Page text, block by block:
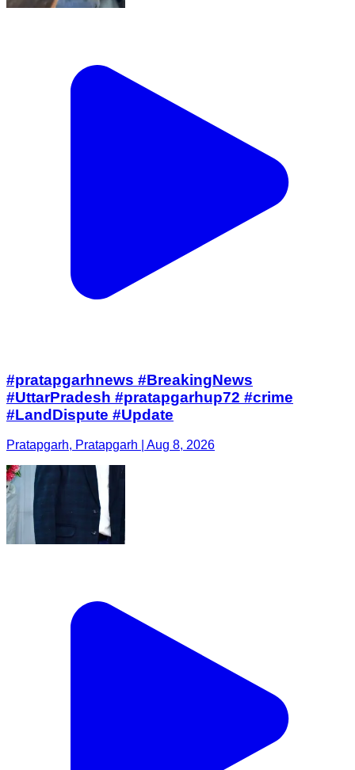
#pratapgarhnews #BreakingNews
#UttarPradesh #pratapgarhup72 #crime
#LandDispute #Update
Pratapgarh, Pratapgarh | Aug 8, 2026